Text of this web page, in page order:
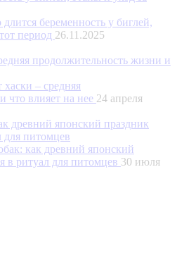
длится беременность у биглей,
период 26.11.2025
– средняя
что влияет на нее 24 апреля
как древний японский
в ритуал для питомцев 30 июля